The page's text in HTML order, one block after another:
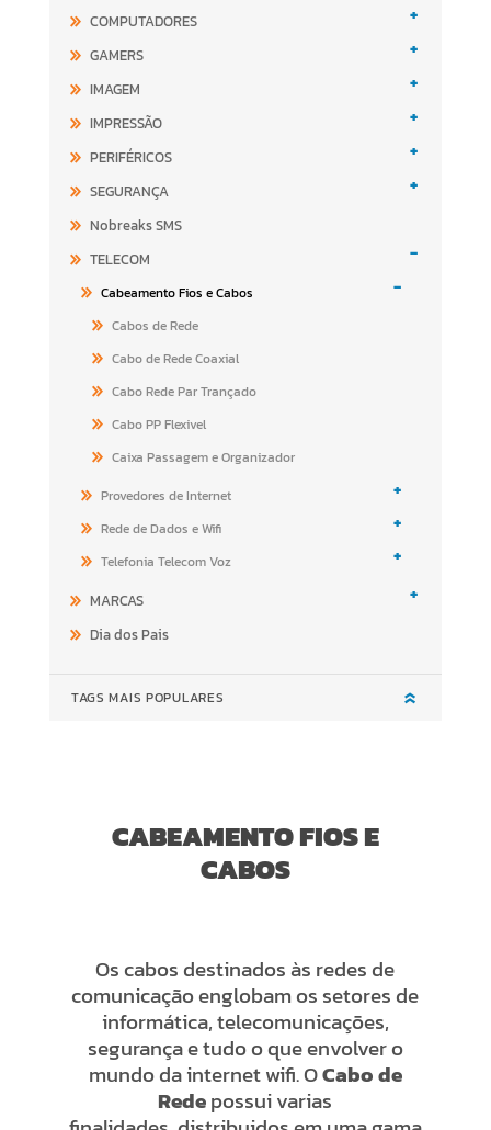
COMPUTADORES +
GAMERS +
IMAGEM +
IMPRESSÃO +
PERIFÉRICOS +
SEGURANÇA +
Nobreaks SMS
TELECOM
-
Cabeamento Fios e Cabos -
Cabos de Rede
Cabo de Rede Coaxial
Cabo Rede Par Trançado
Cabo PP Flexivel
Caixa Passagem e Organizador
Provedores de Internet
+
Rede de Dados e Wifi +
Telefonia Telecom Voz +
MARCAS +
Dia dos Pais
TAGS MAIS POPULARES
CABEAMENTO FIOS E
CABOS
Os cabos destinados às redes de
comunicação englobam os setores de
informática, telecomunicações,
segurança e tudo o que envolver o
mundo da internet wifi. OCabo de
Redepossui varias